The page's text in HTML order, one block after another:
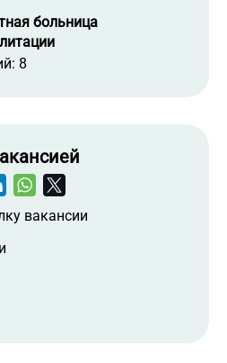
больница
8
вакансии